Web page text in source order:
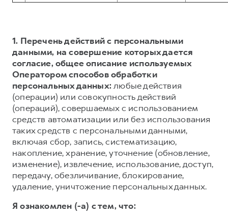
1. Перечень действий с персональными
данными, на совершение которых дается
согласие, общее описание используемых
Оператором способов обработки
персональных данных:любые действия
(операции) или совокупность действий
(операций), совершаемых с использованием
средств автоматизации или без использования
таких средств с персональными данными,
включая сбор, запись, систематизацию,
накопление, хранение, уточнение (обновление,
изменение), извлечение, использование, доступ,
передачу, обезличивание, блокирование,
удаление, уничтожение персональных данных.
Я ознакомлен (-а) с тем, что: